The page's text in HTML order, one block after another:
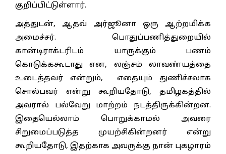
குறிப்பிட்டுள்ளார்.
அத்துடன், ஆதவ் அர்ஜூனா ஒரு ஆற்றமிக்க
அமைச்சர். பொதுப்பணித்துறையில்
கான்டிராக்டரிடம் யாருக்கும் பணம்
கொடுக்ககூடாது என, லஞ்சம் லாவண்யத்தை
உடைத்தவர் என்றும், எதையும் துணிச்சலாக
சொல்பவர் என்று கூறியதோடு, தமிழகத்தில்
அவரால் பல்வேறு மாற்றம் நடத்திருக்கின்றன.
இதையெல்லாம் பொறுக்காமல் அவரை
சிறுமைப்படுத்த முயற்சிகின்றனர் என்று
கூறியதோடு, இதற்காக அவருக்கு நான் புகழாரம்